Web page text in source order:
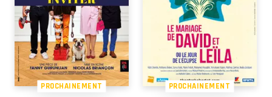
PROCHAINEMENT PROCHAINEMENT